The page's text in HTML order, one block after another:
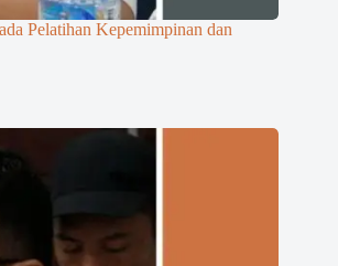
Pelatihan Kepemimpinan dan